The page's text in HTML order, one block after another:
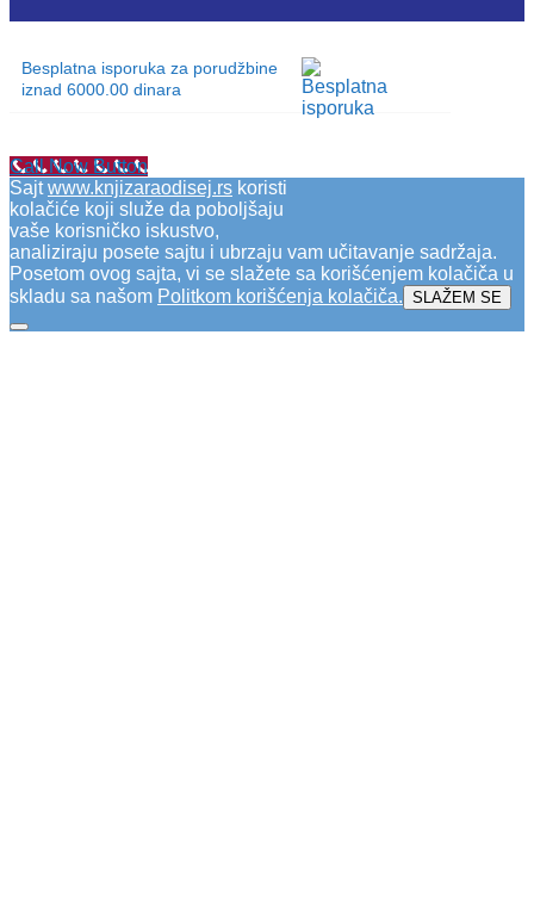
Besplatna isporuka za porudžbine
iznad 6000.00 dinara
Call Now Button
Sajtwww.knjizaraodisej.rs koristi
kolačiće koji služe da poboljšaju
vaše korisničko iskustvo,
analiziraju posete sajtu i ubrzaju vam učitavanje sadržaja.
Posetom ovog sajta, vi se slažete sa korišćenjem kolačiča u
skladu sa našom Politkom korišćenja kolačiča. SLAŽEM SE